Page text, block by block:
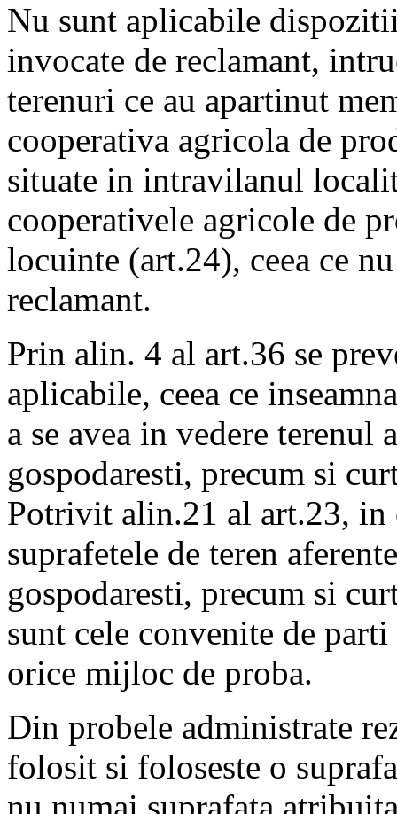
Nu sunt aplicabile
invocate de reclamant,
terenuri ce au apartinut
cooperativa agricola de
situate in intravilanul
cooperativele agricole de
locuinte (art.24), ceea ce
reclamant.
Prin alin. 4 al art.36 se
aplicabile, ceea ce
a se avea in vedere terenul
gospodaresti, precum si
Potrivit alin.21 al art.23,
suprafetele de teren
gospodaresti, precum si
sunt cele convenite de
orice mijloc de proba.
Din probele administrate
folosit si foloseste o